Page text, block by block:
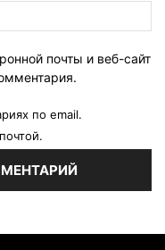
почты и веб-сайт
по email.